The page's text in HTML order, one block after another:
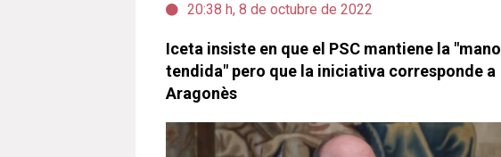
20:38 h, 8 de octubre de 2022
Iceta insiste en que el PSC mantiene la "mano
tendida" pero que la iniciativa corresponde a
Aragonès